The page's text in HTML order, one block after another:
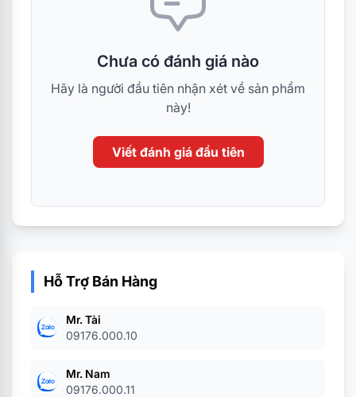
Chưa có đánh giá nào
Hãy là người đầu tiên nhận xét về sản phẩm
này!
Viết đánh giá đầu tiên
Hỗ Trợ Bán Hàng
Mr. Tài
09176.000.10
Mr. Nam
09176.000.11